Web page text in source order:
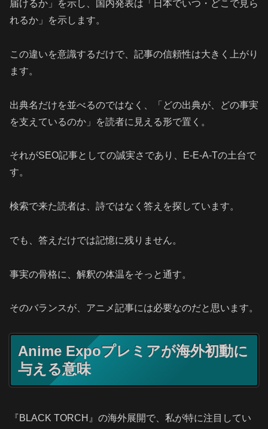
届けるか」を示し、国内発表は「日本でいつ・どこで見ら
れるか」を示します。
この違いを意識するだけで、記事の信頼性は大きく上がり
ます。
出典名だけを並べるのではなく、「どの出典が、どの事実
を支えているのか」を読者に見える形で置く。
それがSEO記事としての誠実さであり、E-E-A-Tの土台で
す。
検索で来た読者は、詩ではなく答えを探しています。
でも、答えだけでは記憶に残りません。
事実の骨格に、解釈の体温をそっと通す。
そのバランスが、アニメ記事には必要なのだと思います。
Anime Expoプレミアが海外初動に
与える意味
『BLACK TORCH』の海外展開で、私が特に注目してい